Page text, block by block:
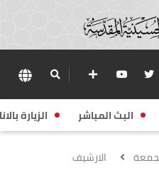
البث المباشر الزيارة
الارشيف